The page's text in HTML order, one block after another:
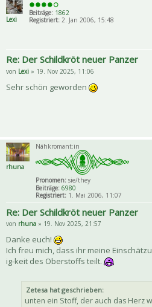
Lexi
Beiträge: 1862
Registriert:2. Jan 2006, 15:48
Re: Der Schildkröt neuer Panzer
von Lexi » 19. Nov 2025, 11:06
Sehr schön geworden
rhuna
Nähkromant:in
Pronomen:sie/they
Beiträge: 6980
Registriert:1. Mai 2006, 11:07
Re: Der Schildkröt neuer Panzer
von rhuna » 19. Nov 2025, 21:57
Danke euch!
Ich freu mich, dass ihr meine
ig-keit des Oberstoffs teilt.
Zetesa hat geschrieben:
unten ein Stoff, der auch das Herz